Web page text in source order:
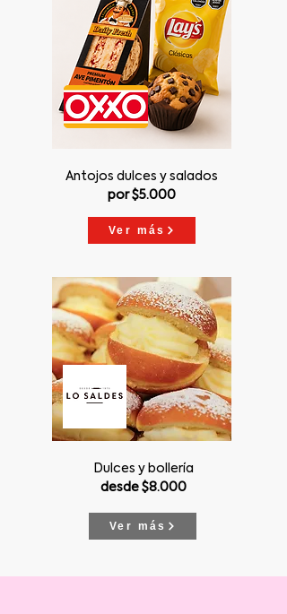
Antojos dulces y salados
por $5.000
Ver más
Dulces y bollería
desde $8.000
Ver más